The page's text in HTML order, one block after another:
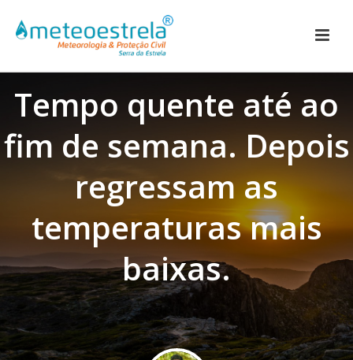
Tempo quente até ao
fim de semana. Depois
regressam as
temperaturas mais
baixas.